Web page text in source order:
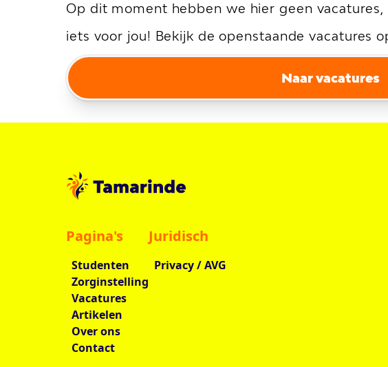
Op dit moment hebben we hier geen vacatures,
iets voor jou! Bekijk de openstaande vacatures
Naar vacatures
Pagina's
Studenten
Zorginstelling
Vacatures
Artikelen
Over ons
Contact
Juridisch
Privacy / AVG